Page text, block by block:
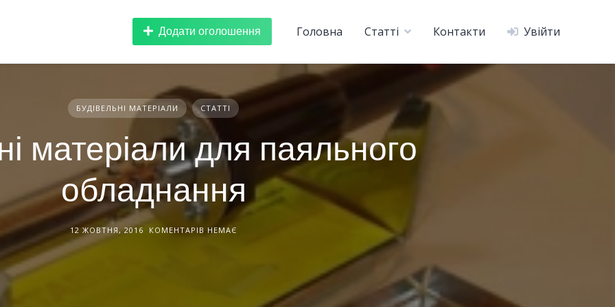
Головна Статті Контакти Увійти
Додати оголошення
БУДІВЕЛЬНІ МАТЕРІАЛИ СТАТТІ
матеріали для паяльного
обладнання
12 ЖОВТНЯ, 2016 КОМЕНТАРІВ НЕМАЄ